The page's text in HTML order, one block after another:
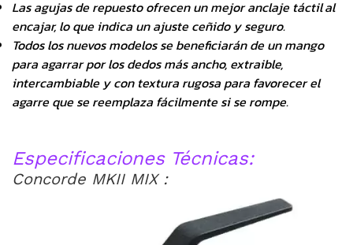
Las agujas de repuesto ofrecen un mejor anclaje táctilal
encajar, lo que indica un ajuste ceñido y seguro.
Todos los nuevos modelos se beneficiarán de un mango
para agarrar por los dedos más ancho, extraible,
intercambiable y con textura rugosa para favorecer el
agarre que se reemplaza fácilmente si se rompe.
Especificaciones Técnicas:
Concorde MKII MIX :